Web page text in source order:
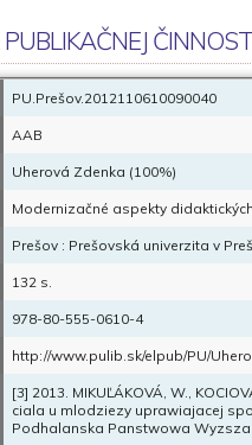
PU.Prešov.2012110610090040
AAB
Uherová Zdenka (100%)
Modernizačné aspekty
Prešov : Prešovská univerzita v
132 s.
978-80-555-0610-4
http://www.pulib.sk/elpub/PU/
[3] 2013. MIKUĽÁKOVÁ, W.,
ciala u mlodziezy uprawiajacej
Podhalanska Panstwowa Wyzsza